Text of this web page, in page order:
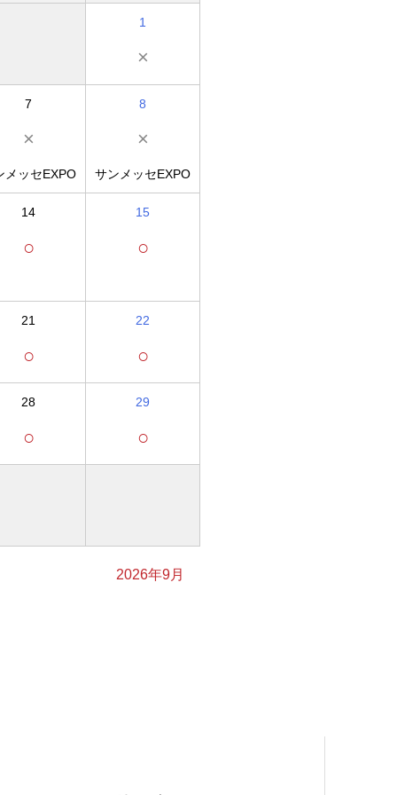
1
×
7
×
メッセEXPO
8
×
サンメッセEXPO
14
○
15
○
21
○
22
○
28
○
29
○
2026年9月